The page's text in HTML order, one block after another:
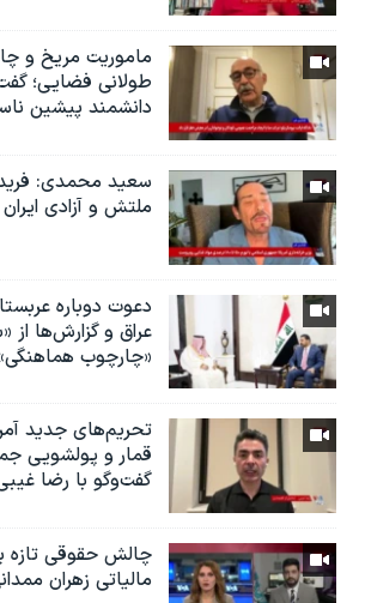
ماموریت مریخ و
طولانی فضایی؛
دانشمند پیشین
سعید محمدی:
ملتش و آزادی
دعوت دوباره
عراق و گزارش‌ها از
«چارچوب
تحریم‌های جدید
قمار و پولشویی
گفت‌وگو با رضا
چالش حقوقی تازه
مالیاتی زهران